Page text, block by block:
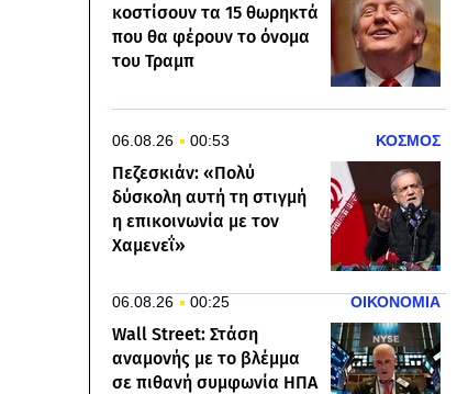
κοστίσουν τα 15 θωρηκτά
που θα φέρουν το όνομα
του Τραμπ
06.08.26 00:53 ΚΟΣΜΟΣ
Πεζεσκιάν: «Πολύ
δύσκολη αυτή τη στιγμή
η επικοινωνία με τον
Χαμενεΐ»
06.08.26 00:25 ΟΙΚΟΝΟΜΙΑ
Wall Street: Στάση
αναμονής με το βλέμμα
σε πιθανή συμφωνία ΗΠΑ